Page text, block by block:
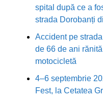
spital după ce a
strada Dorobanți
Accident pe
de 66 de ani
motocicletă
4–6 septembrie
Fest, la Cetatea